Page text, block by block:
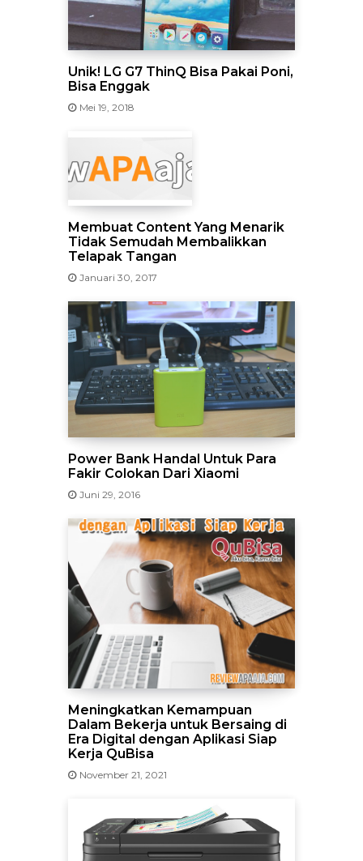
Unik! LG G7 ThinQ Bisa Pakai Poni,
Bisa Enggak
Mei 19, 2018
Membuat Content Yang Menarik
Tidak Semudah Membalikkan
Telapak Tangan
Januari 30, 2017
Power Bank Handal Untuk Para
Fakir Colokan Dari Xiaomi
Juni 29, 2016
Meningkatkan Kemampuan
Dalam Bekerja untuk Bersaing di
Era Digital dengan Aplikasi Siap
Kerja QuBisa
November 21, 2021